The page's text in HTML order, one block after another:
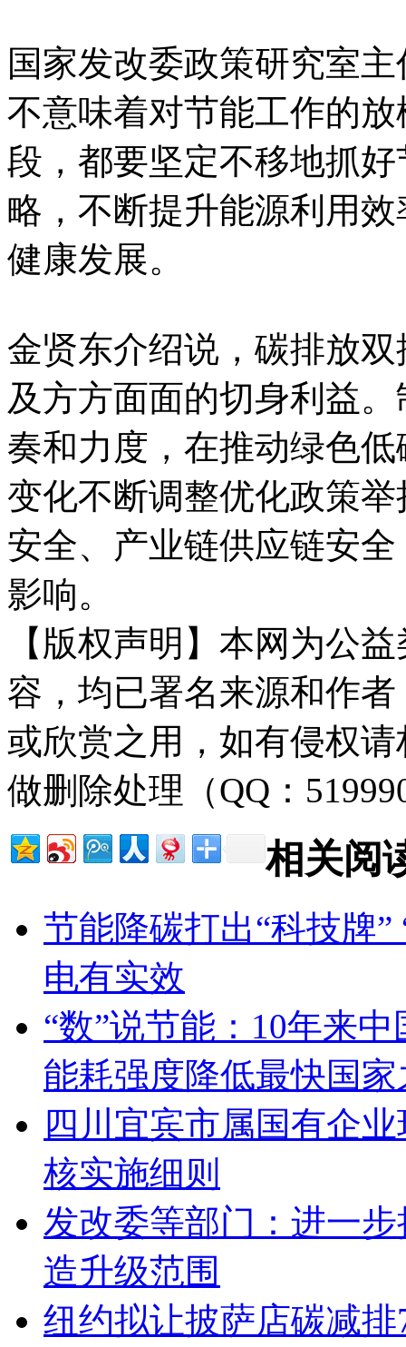
国家发改委政策研究室
不意味着对节能工作的
段，都要坚定不移地抓
略，不断提升能源利用
健康发展。
金贤东介绍说，碳排放
及方方面面的切身利益
奏和力度，在推动绿色
变化不断调整优化政策
安全、产业链供应链安
影响。
【版权声明】本网为公
容，均已署名来源和作
或欣赏之用，如有侵权
做删除处理（QQ：
相关阅
节能降碳打出“科技牌
电有实效
“数”说节能：10年来
能耗强度降低最快国家
四川宜宾市属国有企
核实施细则
发改委等部门：进一
造升级范围
纽约拟让披萨店碳减